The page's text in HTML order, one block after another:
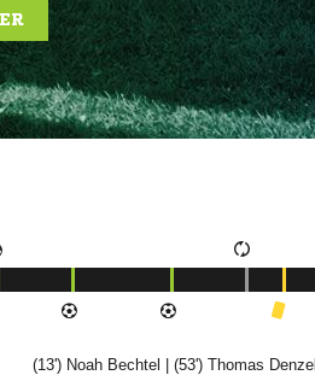
(13')   | (53') 